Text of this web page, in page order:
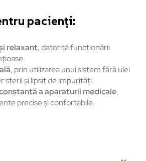
pacienți:
relaxant, datorită funcționării
, prin utilizarea unui sistem fără ulei
steril și lipsit de impurități.
a aparaturii medicale,
precise și confortabile.